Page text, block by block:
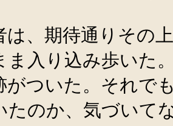
は、期待通りその
ま入り込み歩いた
がついた。それで
たのか、気づいて